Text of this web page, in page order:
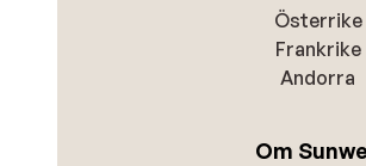
Österrike
Frankrike
Andorra
Om